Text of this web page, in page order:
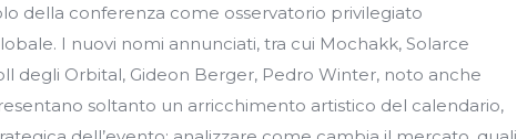
della conferenza come osservatorio privilegiato
I nuovi nomi annunciati, tra cui Mochakk, Solarce
degli Orbital, Gideon Berger, Pedro Winter, noto anche
soltanto un arricchimento artistico del calendario,